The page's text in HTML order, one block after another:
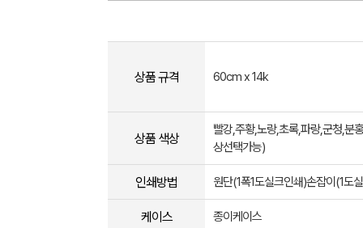
상품 규격 60cm x 14k
상품 색상
빨강,주황,노랑,초록,파랑,군청,분
상선택가능)
인쇄방법 원단(1폭1도실크인쇄)손잡이(1도
케이스 종이케이스